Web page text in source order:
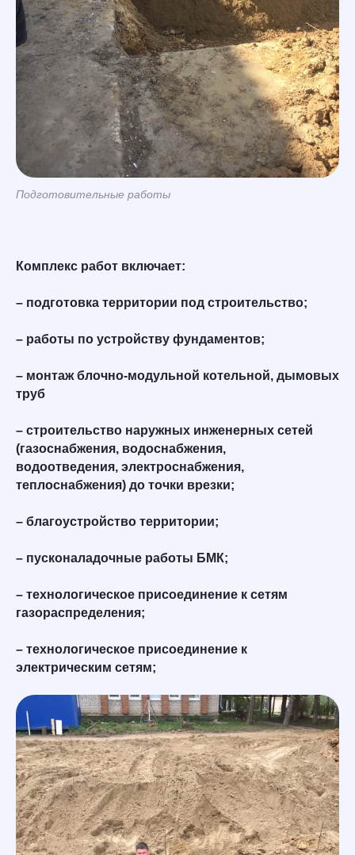
Подготовительные работы
Комплекс работ включает:
– подготовка территории под строительство;
– работы по устройству фундаментов;
– монтаж блочно-модульной котельной, дымовых
труб
– строительство наружных инженерных сетей
(газоснабжения, водоснабжения,
водоотведения, электроснабжения,
теплоснабжения) до точки врезки;
– благоустройство территории;
– пусконаладочные работы БМК;
– технологическое присоединение к сетям
газораспределения;
– технологическое присоединение к
электрическим сетям;